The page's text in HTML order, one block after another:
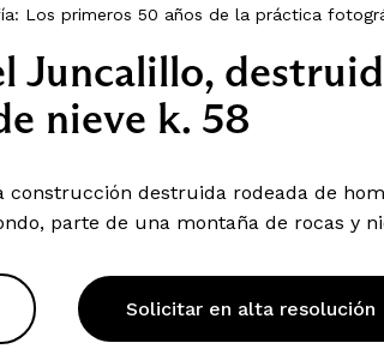
Los primeros 50 años de la práctica
Juncalillo,
nieve k. 58
construcción destruida rodeada de
parte de una montaña de rocas y
Solicitar en alta resolución